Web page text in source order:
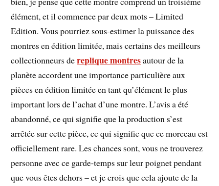
élément, et il commence par deux mots – Limited
Edition. Vous pourriez sous-estimer la puissance des
montres en édition limitée, mais certains des meilleurs
collectionneurs dereplique montresautour de la
planète accordent une importance particulière aux
pièces en édition limitée en tant qu’élément le plus
important lors de l’achat d’une montre. L’avis a été
abandonné, ce qui signifie que la production s’est
arrêtée sur cette pièce, ce qui signifie que ce morceau est
officiellement rare. Les chances sont, vous ne trouverez
personne avec ce garde-temps sur leur poignet pendant
que vous êtes dehors – et je crois que cela ajoute de la